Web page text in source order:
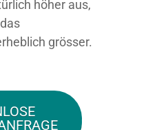
höher aus,
grösser.